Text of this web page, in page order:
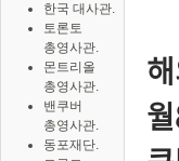
한국 대사관.
토론토
총영사관.
몬트리올
총영사관.
밴쿠버
총영사관.
동포재단.